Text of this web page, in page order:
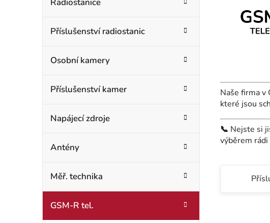
n
n
p
a
Příslušenství radiostanic
Osobní kamery
Příslušenství kamer
Napájecí zdroje
Antény
Měř. technika
GSM-R tel.
Naše firma v
které jsou
📞 Nejste si
výběrem